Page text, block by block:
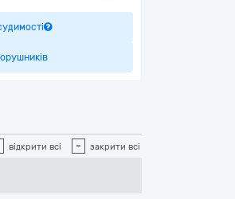
відкрити всі - закрити всі